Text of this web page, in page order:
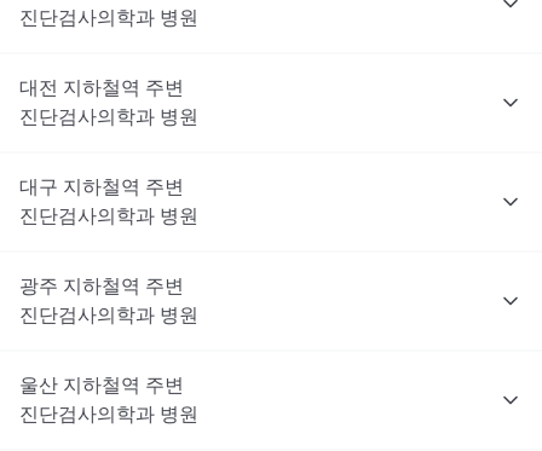
진단검사의학과 병원
대전 지하철역 주변
진단검사의학과 병원
대구 지하철역 주변
진단검사의학과 병원
광주 지하철역 주변
진단검사의학과 병원
울산 지하철역 주변
진단검사의학과 병원